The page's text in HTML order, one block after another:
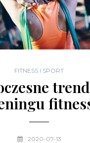
FITNESS I SPORT
2020-07-13